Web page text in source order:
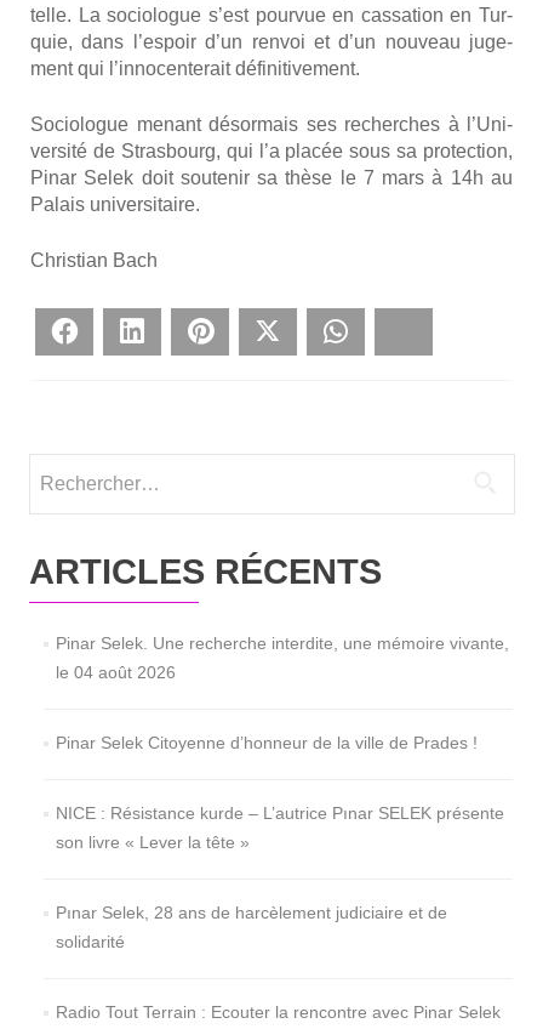
telle. La socio­logue s’est pour­vue en cas­sa­tion en Tur­
quie, dans l’es­poir d’un ren­voi et d’un nou­veau juge­
ment qui l’in­no­cen­te­rait défi­ni­ti­ve­ment.
Socio­logue menant désor­mais ses recherches à l’U­ni­
ver­si­té de Stras­bourg, qui l’a pla­cée sous sa pro­tec­tion,
Pinar Selek doit sou­te­nir sa thèse le 7 mars à 14h au
Palais uni­ver­si­taire.
Chris­tian Bach
Face­bookLin­ke­dIn Pin­te­rest Twit­ter
ARTICLES RÉCENTS
Pinar Selek. Une recherche interdite, une mémoire vivante,
le 04 août 2026
Pinar Selek Citoyenne d’honneur de la ville de Prades !
NICE : Résistance kurde – L’autrice Pınar SELEK présente
son livre « Lever la tête »
Pınar Selek, 28 ans de harcèlement judiciaire et de
solidarité
Radio Tout Terrain : Ecouter la rencontre avec Pinar Selek